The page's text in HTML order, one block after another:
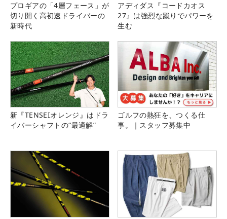
プロギアの「4層フェース」が
切り開く高初速ドライバーの
新時代
アディダス『コードカオス
27』は強烈な蹴りでパワーを
生む
新『TENSEIオレンジ』はドラ
イバーシャフトの“最適解”
ゴルフの熱狂を、つくる仕
事。｜スタッフ募集中